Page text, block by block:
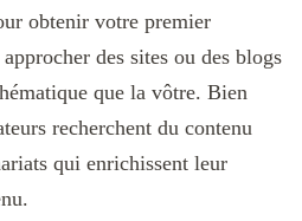
obtenir votre premier
des sites ou des blogs
que la vôtre. Bien
recherchent du contenu
qui enrichissent leur